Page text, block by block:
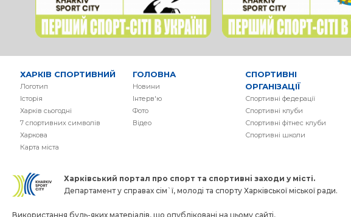
ХАРКІВ СПОРТИВНИЙ
Логотип
Історія
Харків сьогодні
7 спортивних символів
Харкова
Карта міста
ГОЛОВНА
Новини
Інтерв'ю
Фото
Вiдео
СПОРТИВНІ
ОРГАНІЗАЦІЇ
Спортивні федерації
Спортивні клуби
Спортивні фітнес клуби
Спортивні школи
Харківський портал про спорт та спортивнi заходи у місті.
Департамент у справах сім`ї, молоді та спорту Харківської міської ради.
Використання будь-яких матеріалів, що опубліковані на цьому сайті,